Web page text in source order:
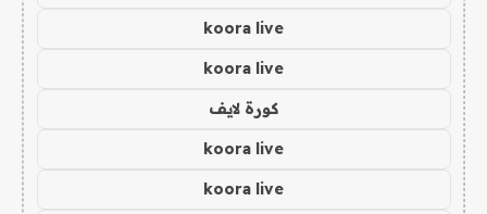
koora live
koora live
كورة لايف
koora live
koora live